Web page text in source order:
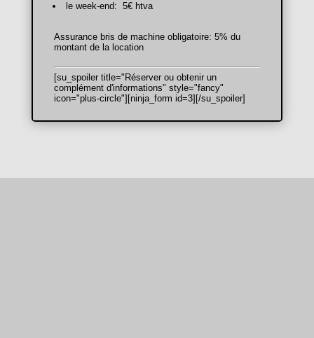
le week-end: 5€ htva
Assurance bris de machine obligatoire: 5% du
montant de la location
[su_spoiler title="Réserver ou obtenir un
complément d'informations" style="fancy"
icon="plus-circle"][ninja_form id=3][/su_spoiler]